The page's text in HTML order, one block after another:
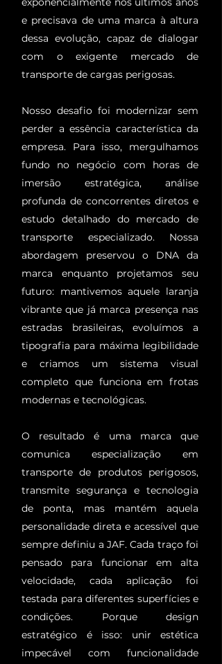
e precisava de uma marca à altura
dessa evolução, capaz de dialogar
com o exigente mercado de
transporte de cargas perigosas.
Nosso desafio foi modernizar sem
perder a essência característica da
empresa. Para isso, mergulhamos
fundo no negócio com horas de
imersão estratégica, análise
profunda de concorrentes diretos e
estudo detalhado do mercado de
transporte especializado. Nossa
abordagem preservou o DNA da
marca enquanto projetamos seu
futuro: mantivemos aquele laranja
vibrante que já marca presença nas
estradas brasileiras, evoluímos a
tipografia para máxima legibilidade
e criamos um sistema visual
completo que funciona em frotas
modernas e tecnológicas.
O resultado é uma marca que
comunica especialização em
transporte de produtos perigosos,
transmite segurança e tecnologia
de ponta, mas mantém aquela
personalidade direta e acessível que
sempre definiu a JAF. Cada traço foi
pensado para funcionar em alta
velocidade, cada aplicação foi
testada para diferentes superfícies e
condições. Porque design
estratégico é isso: unir estética
impecável com funcionalidade